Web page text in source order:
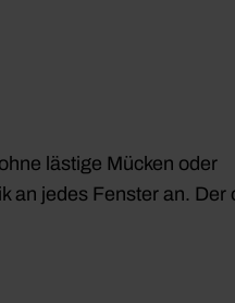
lästige Mücken oder
an jedes Fenster an. Der